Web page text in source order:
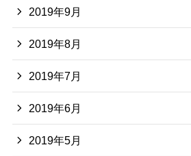
2019年9月
2019年8月
2019年7月
2019年6月
2019年5月